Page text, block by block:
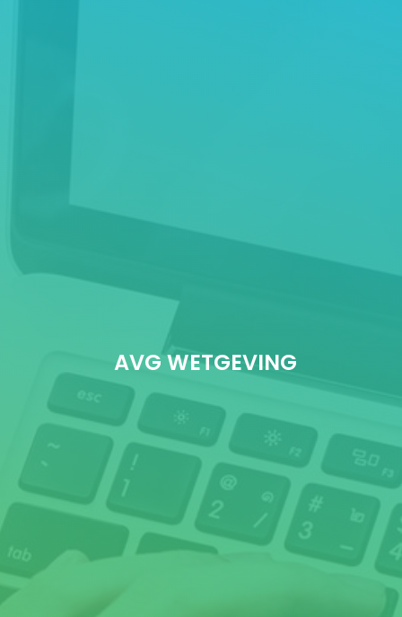
AVG WETGEVING